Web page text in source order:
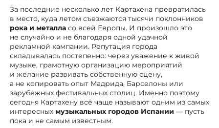
За последние несколько лет Картахена превратилась
в место, куда летом съезжаются тысячи поклонников
рока и металла со всей Европы. И произошло это
не случайно и не благодаря одной удачной
рекламной кампании. Репутация города
складывалась постепенно: через уважение к живой
музыке, грамотную организацию мероприятий
и желание развивать собственную сцену,
а не копировать опыт Мадрида, Барселоны или
зарубежных фестивальных столиц. Именно поэтому
сегодня Картахену всё чаще называют одним из самых
интересных музыкальных городов Испании — пусть
пока и не самым известным.